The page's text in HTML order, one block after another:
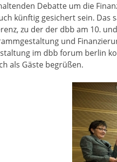
Debatte um die
künftig gesichert sein. Das
zu der der dbb am 10.
und
im dbb forum berlin
als Gäste begrüßen.